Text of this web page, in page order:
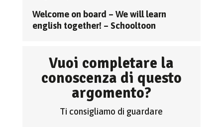
Welcome on board – We will learn
english together! – Schooltoon
Vuoi completare la
conoscenza di questo
argomento?
Ti consigliamo di guardare